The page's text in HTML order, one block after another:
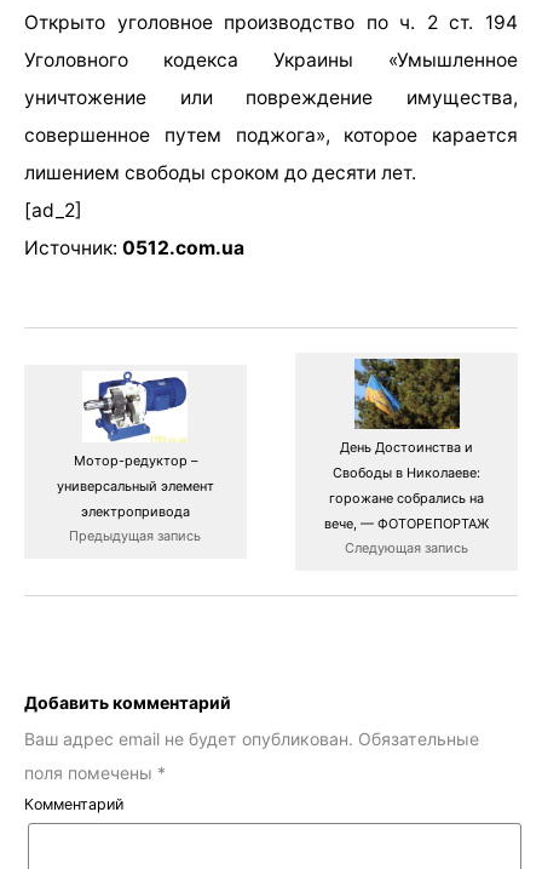
Открыто уголовное производство по ч. 2 ст. 194
Уголовного кодекса Украины «Умышленное
уничтожение или повреждение имущества,
совершенное путем поджога», которое карается
лишением свободы сроком до десяти лет.
[ad_2]
Источник: 0512.com.ua
Мотор-редуктор –
универсальный элемент
электропривода
Предыдущая запись
День Достоинства и
Свободы в Николаеве:
горожане собрались на
вече, — ФОТОРЕПОРТАЖ
Следующая запись
Добавить комментарий
Ваш адрес email не будет опубликован. Обязательные
поля помечены *
Комментарий